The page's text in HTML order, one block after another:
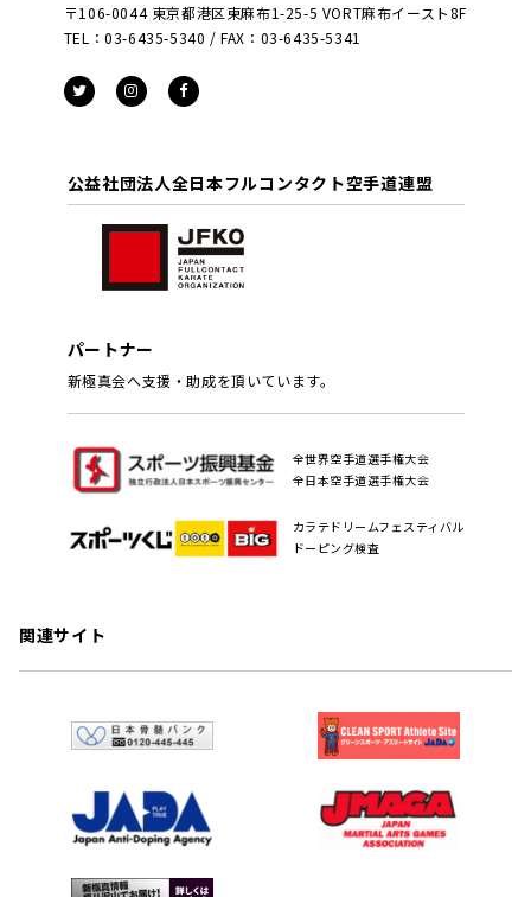
〒106-0044 東京都港区東麻布1-25-5 VORT麻布イースト8F
TEL：03-6435-5340 / FAX：03-6435-5341
公益社団法人全日本フルコンタクト空手道連盟
パートナー
新極真会へ支援・助成を頂いています。
全世界空手道選手権大会
全日本空手道選手権大会
カラテドリームフェスティバル
ドーピング検査
関連サイト